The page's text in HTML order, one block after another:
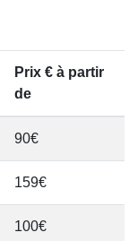
Prix € à partir
de
90€
159€
100€